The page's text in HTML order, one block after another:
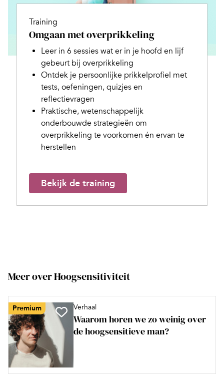
Training
Omgaan met overprikkeling
Leer in 6 sessies wat er in je hoofd en lijf
gebeurt bij overprikkeling
Ontdek je persoonlijke prikkelprofiel met
tests, oefeningen, quizjes en
reflectievragen
Praktische, wetenschappelijk
onderbouwde strategieën om
overprikkeling te voorkomen én ervan te
herstellen
Bekijk de training
Meer over Hoogsensitiviteit
Premium Verhaal
Waarom horen we zo weinig over
de hoogsensitieve man?